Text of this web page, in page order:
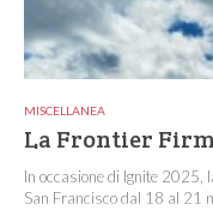
MISCELLANEA
La Frontier
In occasione di Ignite 2025,
San Francisco dal 18 al 21